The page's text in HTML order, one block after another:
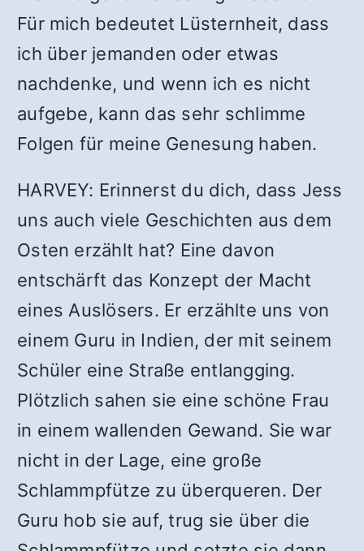
Für mich bedeutet Lüsternheit, dass
ich über jemanden oder etwas
nachdenke, und wenn ich es nicht
aufgebe, kann das sehr schlimme
Folgen für meine Genesung haben.
HARVEY: Erinnerst du dich, dass Jess
uns auch viele Geschichten aus dem
Osten erzählt hat? Eine davon
entschärft das Konzept der Macht
eines Auslösers. Er erzählte uns von
einem Guru in Indien, der mit seinem
Schüler eine Straße entlangging.
Plötzlich sahen sie eine schöne Frau
in einem wallenden Gewand. Sie war
nicht in der Lage, eine große
Schlammpfütze zu überqueren. Der
Guru hob sie auf, trug sie über die